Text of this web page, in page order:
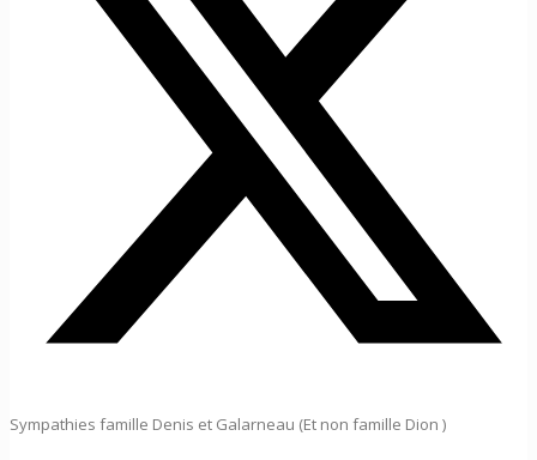
Sympathies famille Denis et Galarneau (Et non famille Dion )